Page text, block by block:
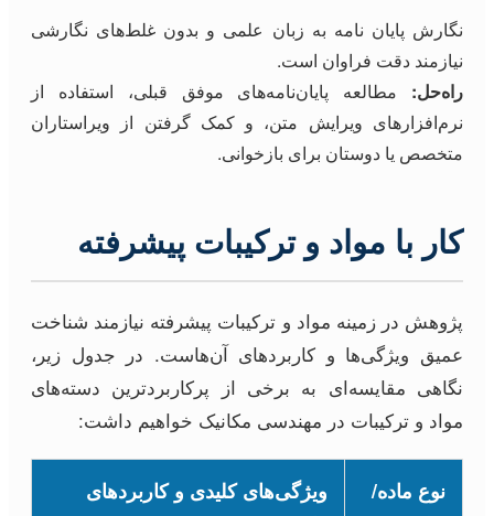
نگارش پایان نامه به زبان علمی و بدون غلط‌های نگارشی
نیازمند دقت فراوان است.
راه‌حل: مطالعه پایان‌نامه‌های موفق قبلی، استفاده از
نرم‌افزارهای ویرایش متن، و کمک گرفتن از ویراستاران
متخصص یا دوستان برای بازخوانی.
کار با مواد و ترکیبات پیشرفته
پژوهش در زمینه مواد و ترکیبات پیشرفته نیازمند شناخت
عمیق ویژگی‌ها و کاربردهای آن‌هاست. در جدول زیر،
نگاهی مقایسه‌ای به برخی از پرکاربردترین دسته‌های
مواد و ترکیبات در مهندسی مکانیک خواهیم داشت:
نوع ماده/
ویژگی‌های کلیدی و کاربردهای